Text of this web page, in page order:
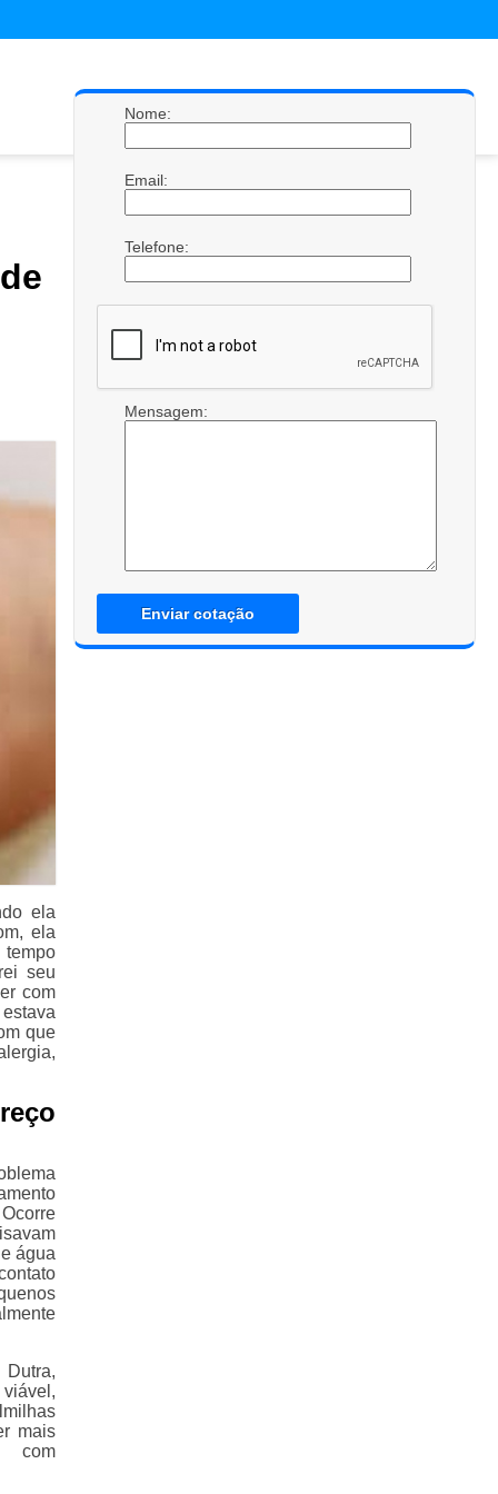
ela
ela
seu
com
que
água
mais
com
Nome:
Email:
Telefone:
Mensagem:
Enviar cotação